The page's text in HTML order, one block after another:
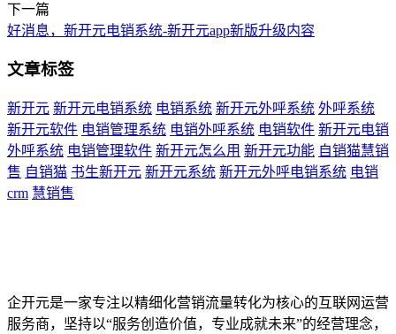
下一篇
好消息，新开元电销系统-新开元app新版升级内容
文章标签
新开元 新开元电销系统 电销系统 新开元外呼系统 外呼系统
新开元软件 电销管理系统 电销外呼系统 电销软件 新开元电销
外呼系统 电销管理软件 新开元怎么用 新开元功能 自销猫慧销
售 自销猫 书生新开元 新开元系统 新开元外呼电销系统 电销
crm 慧销售
企开元是一家专注以精细化营销流量转化为核心的互联网运营
服务商，坚持以“服务创造价值，专业成就未来”的经营理念，